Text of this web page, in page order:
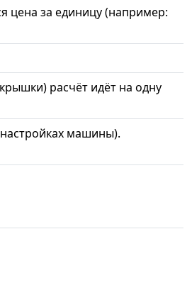
цена за единицу (например:
расчёт идёт на одну
машины).